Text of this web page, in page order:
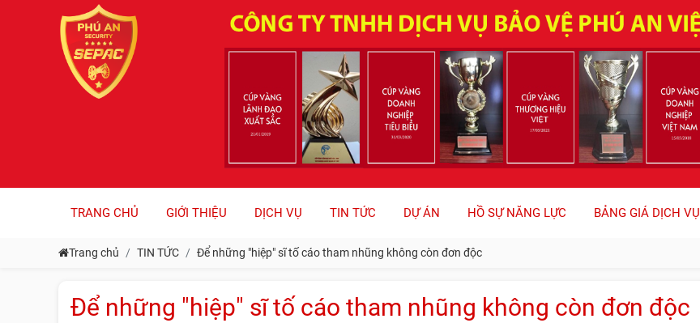
TRANG CHỦ GIỚI THIỆU DỊCH VỤ TIN TỨC DỰ ÁN HỒ SỰ NĂNG LỰC BẢNG GIÁ DỊCH VỤ
Trang chủ TIN TỨC Để những "hiệp" sĩ tố cáo tham nhũng không còn đơn độc
Để những "hiệp" sĩ tố cáo tham nhũng không còn đơn độc